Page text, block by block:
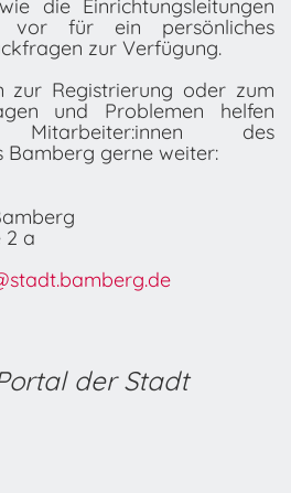
die Einrichtungsleitungen
vor für ein persönliches
zur Verfügung.
zur Registrierung oder zum
und Problemen helfen
des
Bamberg gerne weiter:
2 a
der Stadt